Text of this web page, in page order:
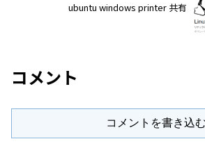
ubuntu windows printer 共有
コメント
コメントを書き込む